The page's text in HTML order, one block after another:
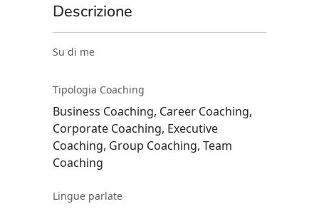
Descrizione
Su di me
Tipologia Coaching
Business Coaching, Career Coaching,
Corporate Coaching, Executive
Coaching, Group Coaching, Team
Coaching
Lingue parlate